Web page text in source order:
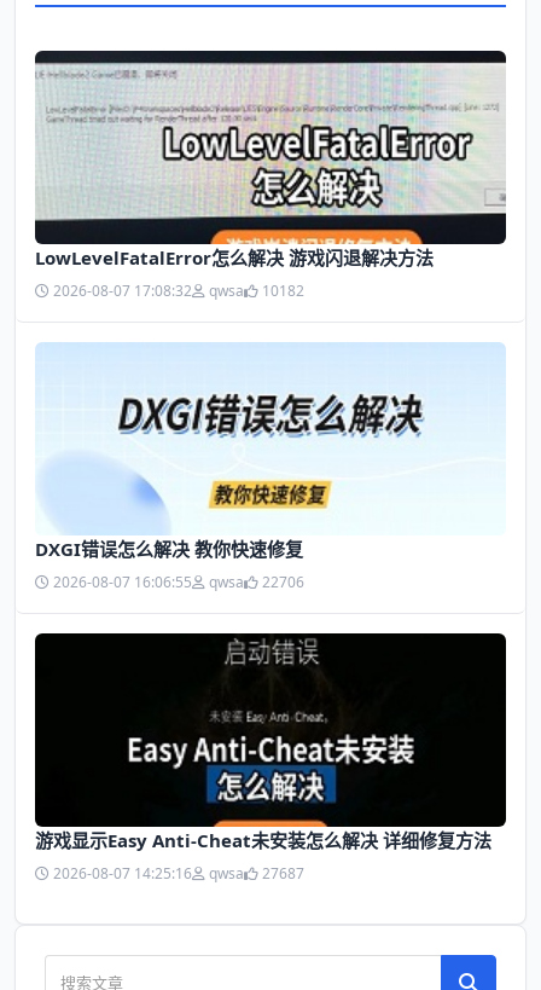
LowLevelFatalError怎么解决 游戏闪退解决方法
2026-08-07 17:08:32 qwsa 10182
DXGI错误怎么解决 教你快速修复
2026-08-07 16:06:55 qwsa 22706
游戏显示Easy Anti-Cheat未安装怎么解决 详细修复方法
2026-08-07 14:25:16 qwsa 27687